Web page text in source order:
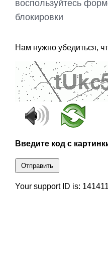
воспользуйтесь
блокировки
Нам нужно убедиться,
Введите код с
Отправить
Your support ID is: